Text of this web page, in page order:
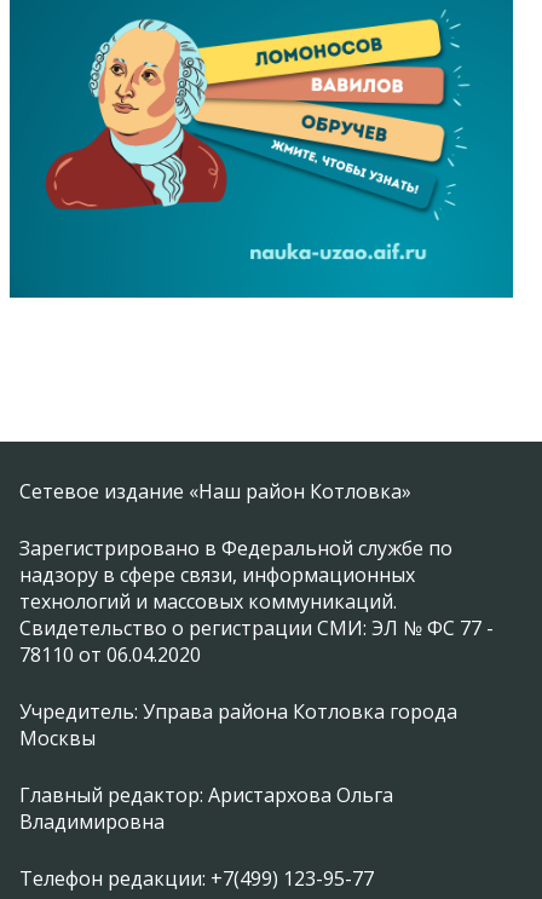
Сетевое издание «Наш район Котловка»
Зарегистрировано в Федеральной службе по
надзору в сфере связи, информационных
технологий и массовых коммуникаций.
Свидетельство о регистрации СМИ: ЭЛ № ФС 77 -
78110 от 06.04.2020
Учредитель: Управа района Котловка города
Москвы
Главный редактор: Аристархова Ольга
Владимировна
Телефон редакции: +7(499) 123-95-77